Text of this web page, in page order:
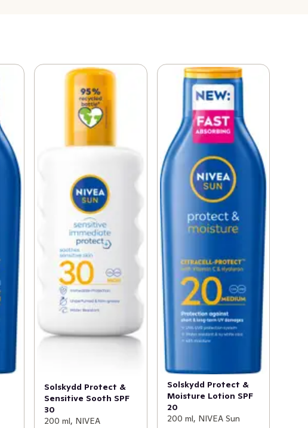
Solskydd Protect &
Sensitive Sooth SPF
30
200 ml, NIVEA
Solskydd Protect &
Moisture Lotion SPF
20
200 ml, NIVEA Sun